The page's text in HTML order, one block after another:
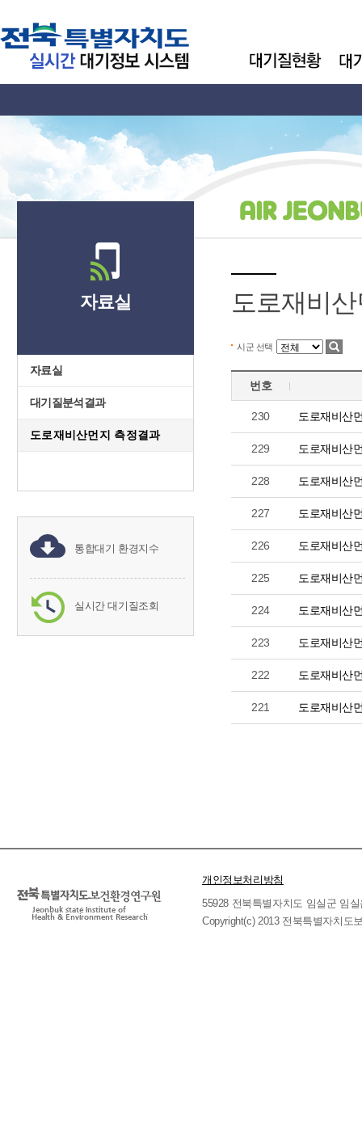
자료실
자료실
대기질분석결과
도로재비산먼지 측정결과
통합대기 환경지수
실시간 대기질조회
도로재비
시군 선택
번호
230 도로재비산
229 도로재비산
228 도로재비산
227 도로재비산
226 도로재비산
225 도로재비산
224 도로재비산
223 도로재비산
222 도로재비산
221 도로재비산
개인정보처리방침
55928 전북특별자치도 임실군 임
Copyright(c) 2013 전북특별자치도